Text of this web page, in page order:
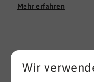
Erfahrungen fußen
HR Management
Betriebswirt (FH),
Mehr erfahren
Wir